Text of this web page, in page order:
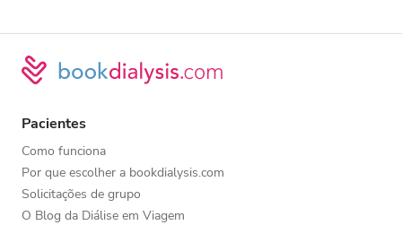
Pacientes
Como funciona
Por que escolher a bookdialysis.com
Solicitações de grupo
O Blog da Diálise em Viagem